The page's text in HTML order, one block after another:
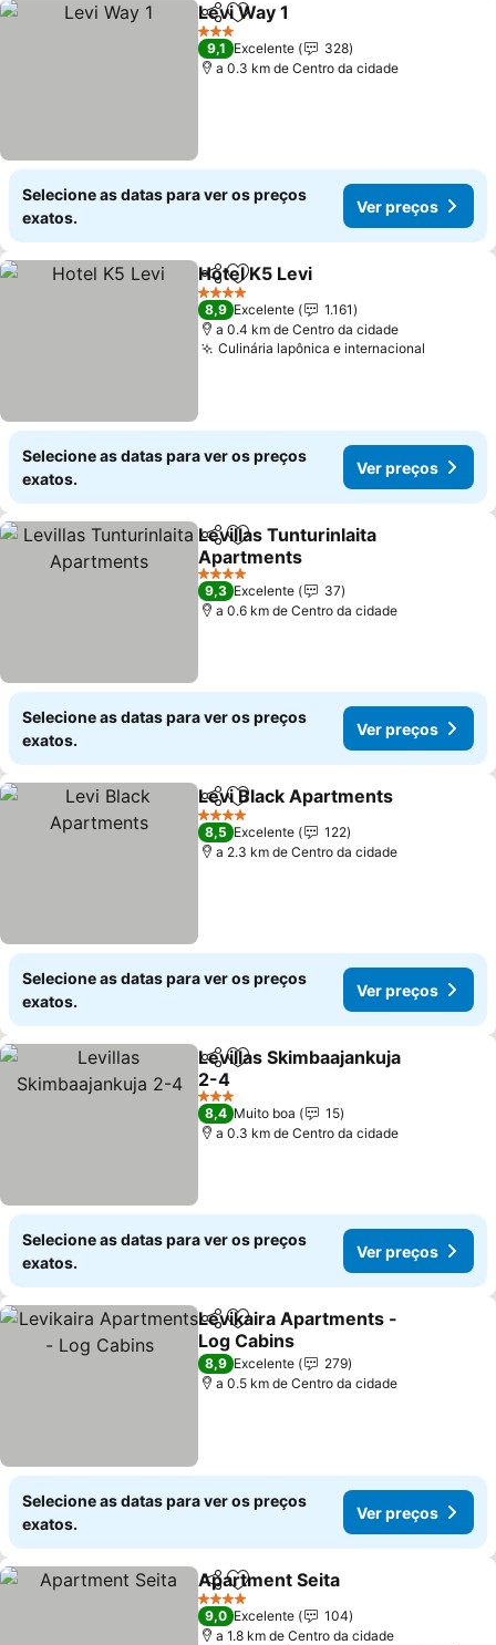
PartilharAdicionar aos favoritos
Levi Way 1
3 Estrelas
9,1 Excelente
328
a 0.3 km de Centro da cidade
Selecione as datas para ver os preços
exatos.
Ver preços
PartilharAdicionar aos favoritos
Hotel K5 Levi
4 Estrelas
8,9 Excelente
1.161
a 0.4 km de Centro da cidade
Culinária lapônica e internacional
Selecione as datas para ver os preços
exatos.
Ver preços
PartilharAdicionar aos favoritos
Levillas Tunturinlaita
Apartments
Ver preços
4 Estrelas
9,3 Excelente
37
a 0.6 km de Centro da cidade
Selecione as datas para ver os preços
exatos.
Ver preços
PartilharAdicionar aos favoritos
Levi Black Apartments
4 Estrelas
8,5 Excelente
122
a 2.3 km de Centro da cidade
Selecione as datas para ver os preços
exatos.
Ver preços
PartilharAdicionar aos favoritos
Levillas Skimbaajankuja
2-4
Ver preços
3 Estrelas
8,4 Muito boa
15
a 0.3 km de Centro da cidade
Selecione as datas para ver os preços
exatos.
Ver preços
PartilharAdicionar aos favoritos
Levikaira Apartments -
Log Cabins
Ver preços
8,9 Excelente
279
a 0.5 km de Centro da cidade
Selecione as datas para ver os preços
exatos.
Ver preços
PartilharAdicionar aos favoritos
Apartment Seita
4 Estrelas
9,0 Excelente
104
a 1.8 km de Centro da cidade